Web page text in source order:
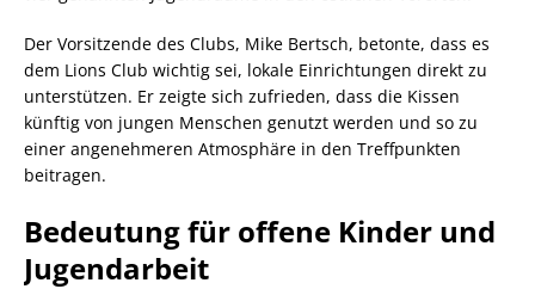
Der Vorsitzende des Clubs, Mike Bertsch, betonte, dass es
dem Lions Club wichtig sei, lokale Einrichtungen direkt zu
unterstützen. Er zeigte sich zufrieden, dass die Kissen
künftig von jungen Menschen genutzt werden und so zu
einer angenehmeren Atmosphäre in den Treffpunkten
beitragen.
Bedeutung für offene Kinder und
Jugendarbeit